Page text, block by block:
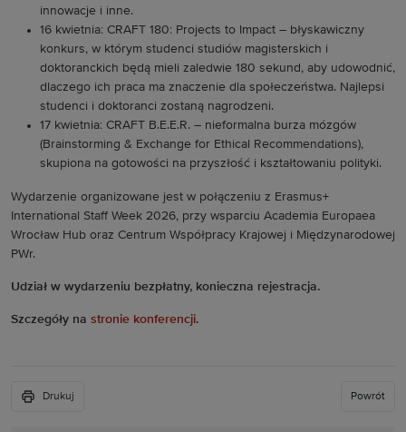
innowacje i inne.
16 kwietnia: CRAFT 180: Projects to Impact – błyskawiczny
konkurs, w którym studenci studiów magisterskich i
doktoranckich będą mieli zaledwie 180 sekund, aby udowodnić,
dlaczego ich praca ma znaczenie dla społeczeństwa. Najlepsi
studenci i doktoranci zostaną nagrodzeni.
17 kwietnia: CRAFT B.E.E.R. – nieformalna burza mózgów
(Brainstorming & Exchange for Ethical Recommendations),
skupiona na gotowości na przyszłość i kształtowaniu polityki.
Wydarzenie organizowane jest w połączeniu z Erasmus+
International Staff Week 2026, przy wsparciu Academia Europaea
Wrocław Hub oraz Centrum Współpracy Krajowej i Międzynarodowej
PWr.
Udział w wydarzeniu bezpłatny, konieczna rejestracja.
Szczegóły na stronie konferencji.
Drukuj Powrót